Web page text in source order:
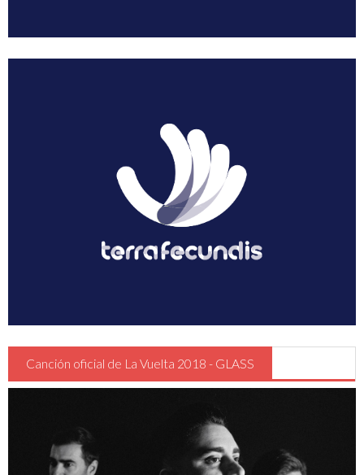
Canción oficial de La Vuelta 2018 - GLASS